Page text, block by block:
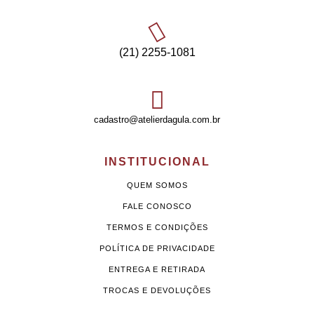
(21) 2255-1081
cadastro@atelierdagula.com.br
INSTITUCIONAL
QUEM SOMOS
FALE CONOSCO
TERMOS E CONDIÇÕES
POLÍTICA DE PRIVACIDADE
ENTREGA E RETIRADA
TROCAS E DEVOLUÇÕES